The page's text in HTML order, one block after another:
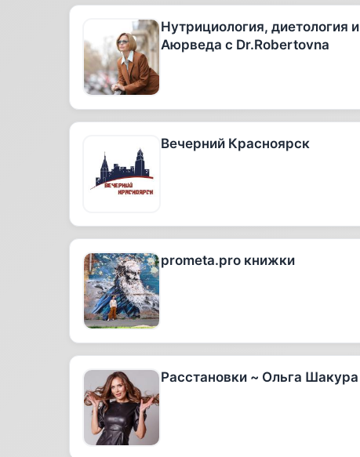
Нутрициология, диетология и
Аюрведа с Dr.Robertovna
Вечерний Красноярск
prometa.pro книжки
Расстановки ~ Ольга Шакура